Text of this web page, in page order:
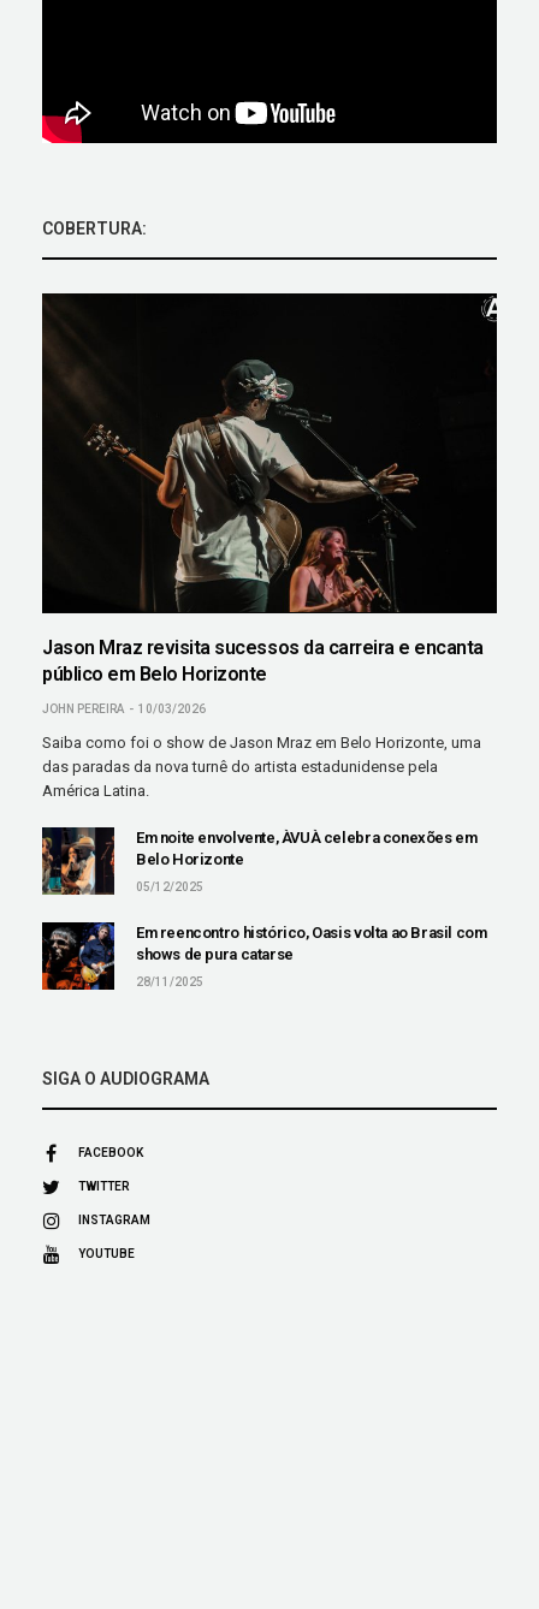
COBERTURA:
Jason Mraz revisita sucessos da carreira e encanta
público em Belo Horizonte
JOHN PEREIRA 10/03/2026
Saiba como foi o show de Jason Mraz em Belo Horizonte, uma
das paradas da nova turnê do artista estadunidense pela
América Latina.
Em noite envolvente, ÀVUÀ celebra conexões em
Belo Horizonte
05/12/2025
Em reencontro histórico, Oasis volta ao Brasil com
shows de pura catarse
28/11/2025
SIGA O AUDIOGRAMA
FACEBOOK
TWITTER
INSTAGRAM
YOUTUBE